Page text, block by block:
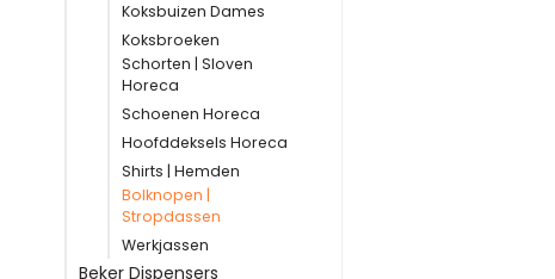
Koksbuizen Dames
Koksbroeken
Schorten | Sloven
Horeca
Schoenen Horeca
Hoofddeksels Horeca
Shirts | Hemden
Bolknopen |
Stropdassen
Werkjassen
Beker Dispensers